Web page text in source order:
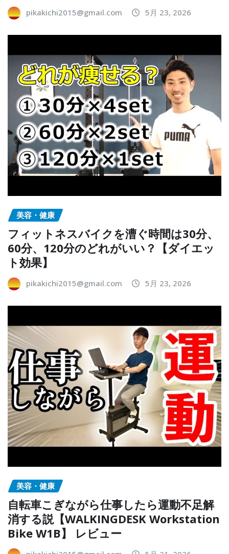
pikakichi2015@gmail.com 5月 23, 2026
美容・健康
フィットネスバイクを漕ぐ時間は30分、
60分、120分のどれがいい？【ダイエッ
ト効果】
pikakichi2015@gmail.com 5月 23, 2026
美容・健康
自転車こぎながら仕事したら運動不足解
消する説【WALKINGDESK Workstation
Bike W1B】 レビュー